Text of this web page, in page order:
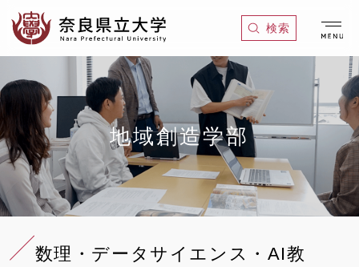
ロ
ー
バ
ル
ナ
ビ
ゲ
ー
シ
ン
文
へ
ー
カ
ル
ナ
ビ
ゲ
ー
シ
ョ
へ
ッ
タ
ー
へ
検索
地域創造学部
数理・データサイエンス・AI教